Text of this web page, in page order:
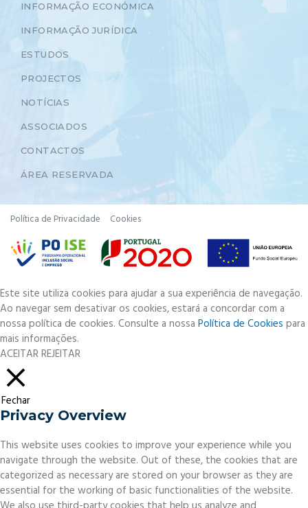
INFORMAÇÃO ECONÓMICA
INFORMAÇÃO JURÍDICA
ESTUDOS
PROJECTOS
NOTÍCIAS
ASSOCIADOS
CONTACTOS
ÁREA RESERVADA
Política de Privacidade Cookies
Este site utiliza cookies para ajudar a sua experiência de navegação.
Ao navegar sem desativar os cookies, estará a concordar com a
nossa política de cookies. Consulte a nossa Política de Cookies para
mais informações.
ACEITARREJEITAR
Fechar
Privacy Overview
This website uses cookies to improve your experience while you
navigate through the website. Out of these, the cookies that are
categorized as necessary are stored on your browser as they are
essential for the working of basic functionalities of the website.